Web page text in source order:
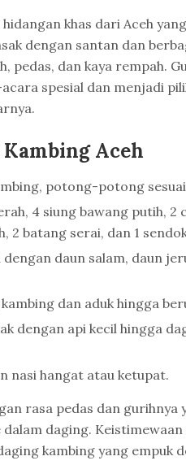
khas dari Aceh
dengan santan dan
pedas, dan kaya rempah.
spesial dan menjadi
Aceh
potong-potong
4 siung bawang putih, 2
2 batang serai, dan 1
daun salam, daun
dan aduk hingga
dengan api kecil hingga
nasi hangat atau ketupat.
rasa pedas dan gurihnya
daging.
kambing yang empuk